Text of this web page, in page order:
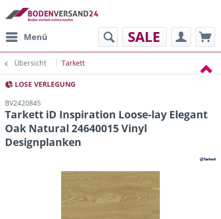
Menü SALE
Übersicht Tarkett
LOSE VERLEGUNG
BV2420845
Tarkett iD Inspiration Loose-lay Elegant
Oak Natural 24640015 Vinyl
Designplanken